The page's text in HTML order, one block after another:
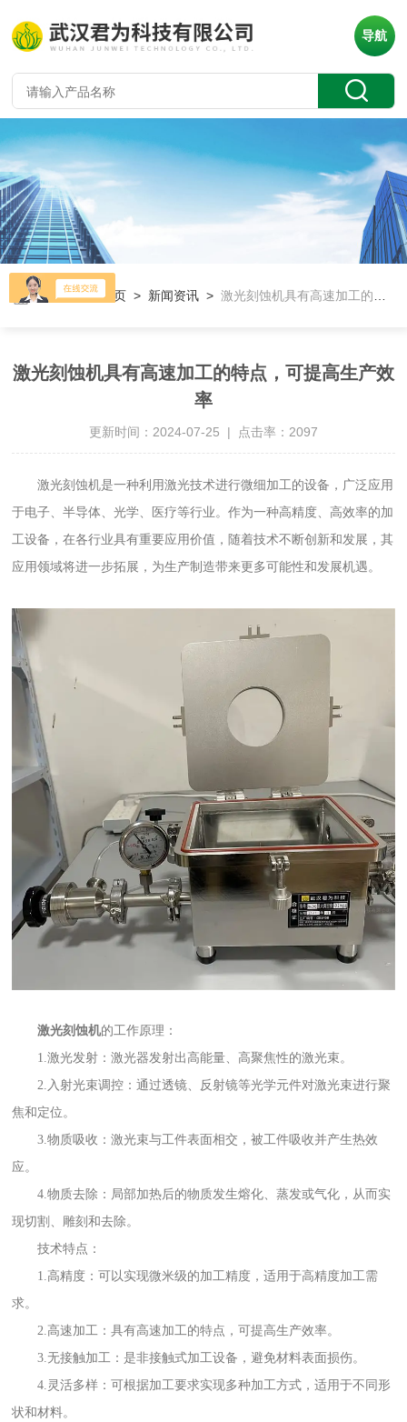
导航
当前位置：首页 > 新闻资讯 >激光刻蚀机具有高速加工的特点，可提高生产效率
激光刻蚀机具有高速加工的特点，可提高生产效
率
更新时间：2024-07-25 | 点击率：2097
激光刻蚀机是一种利用激光技术进行微细加工的设备，广泛应用
于电子、半导体、光学、医疗等行业。作为一种高精度、高效率的加
工设备，在各行业具有重要应用价值，随着技术不断创新和发展，其
应用领域将进一步拓展，为生产制造带来更多可能性和发展机遇。
激光刻蚀机的工作原理：
1.激光发射：激光器发射出高能量、高聚焦性的激光束。
2.入射光束调控：通过透镜、反射镜等光学元件对激光束进行聚
焦和定位。
3.物质吸收：激光束与工件表面相交，被工件吸收并产生热效
应。
4.物质去除：局部加热后的物质发生熔化、蒸发或气化，从而实
现切割、雕刻和去除。
技术特点：
1.高精度：可以实现微米级的加工精度，适用于高精度加工需
求。
2.高速加工：具有高速加工的特点，可提高生产效率。
3.无接触加工：是非接触式加工设备，避免材料表面损伤。
4.灵活多样：可根据加工要求实现多种加工方式，适用于不同形
状和材料。